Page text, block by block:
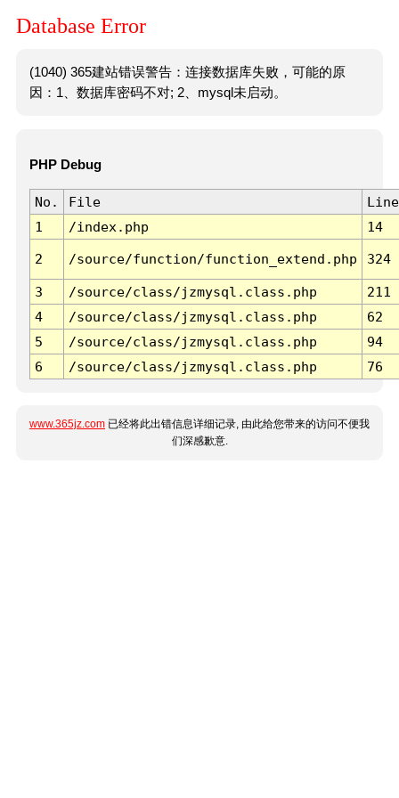
Database Error
(1040) 365建站错误警告：连接数据库失败，可能的原
因：1、数据库密码不对; 2、mysql未启动。
PHP Debug
No. File
Line
1
/index.php 14
2 /source/function/function_extend.php 324
3 /source/class/jzmysql.class.php
211
4
/source/class/jzmysql.class.php
62
5
/source/class/jzmysql.class.php
94
6
/source/class/jzmysql.class.php 76
www.365jz.com 已经将此出错信息详细记录, 由此给您带来的访问不便我
们深感歉意.